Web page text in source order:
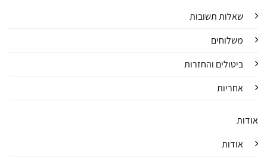
שאלות תשובות
משלוחים
ביטולים והחזרות
אחריות
אודות
אודות